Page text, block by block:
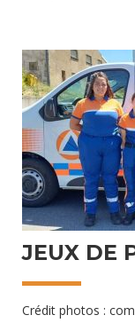
interventions sans
participants ont été
pour des examens
l’Aveyron – SDIS
confiance
25 août 2024
JEUX DE
Crédit photos :